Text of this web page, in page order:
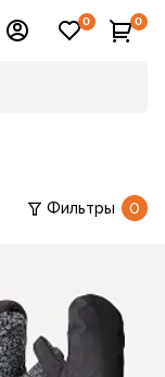
0 0
Фильтры 0